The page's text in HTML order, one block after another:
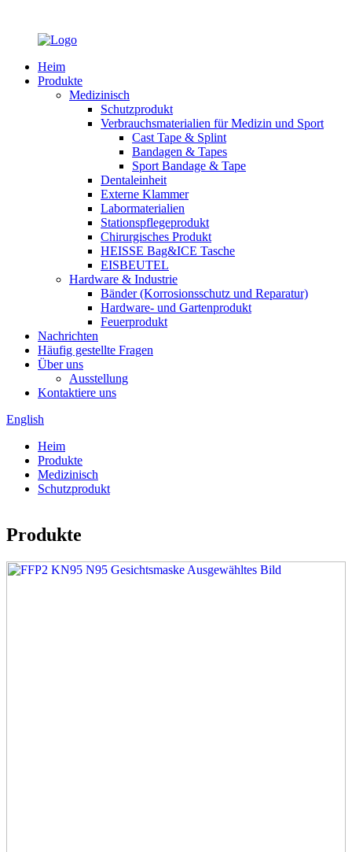
Heim
Produkte
Medizinisch
Schutzprodukt
Verbrauchsmaterialien für Medizin und Sport
Cast Tape & Splint
Bandagen & Tapes
Sport Bandage & Tape
Dentaleinheit
Externe Klammer
Labormaterialien
Stationspflegeprodukt
Chirurgisches Produkt
HEISSE Bag&ICE Tasche
EISBEUTEL
Hardware & Industrie
Bänder (Korrosionsschutz und Reparatur)
Hardware- und Gartenprodukt
Feuerprodukt
Nachrichten
Häufig gestellte Fragen
Über uns
Ausstellung
Kontaktiere uns
English
Heim
Produkte
Medizinisch
Schutzprodukt
Produkte